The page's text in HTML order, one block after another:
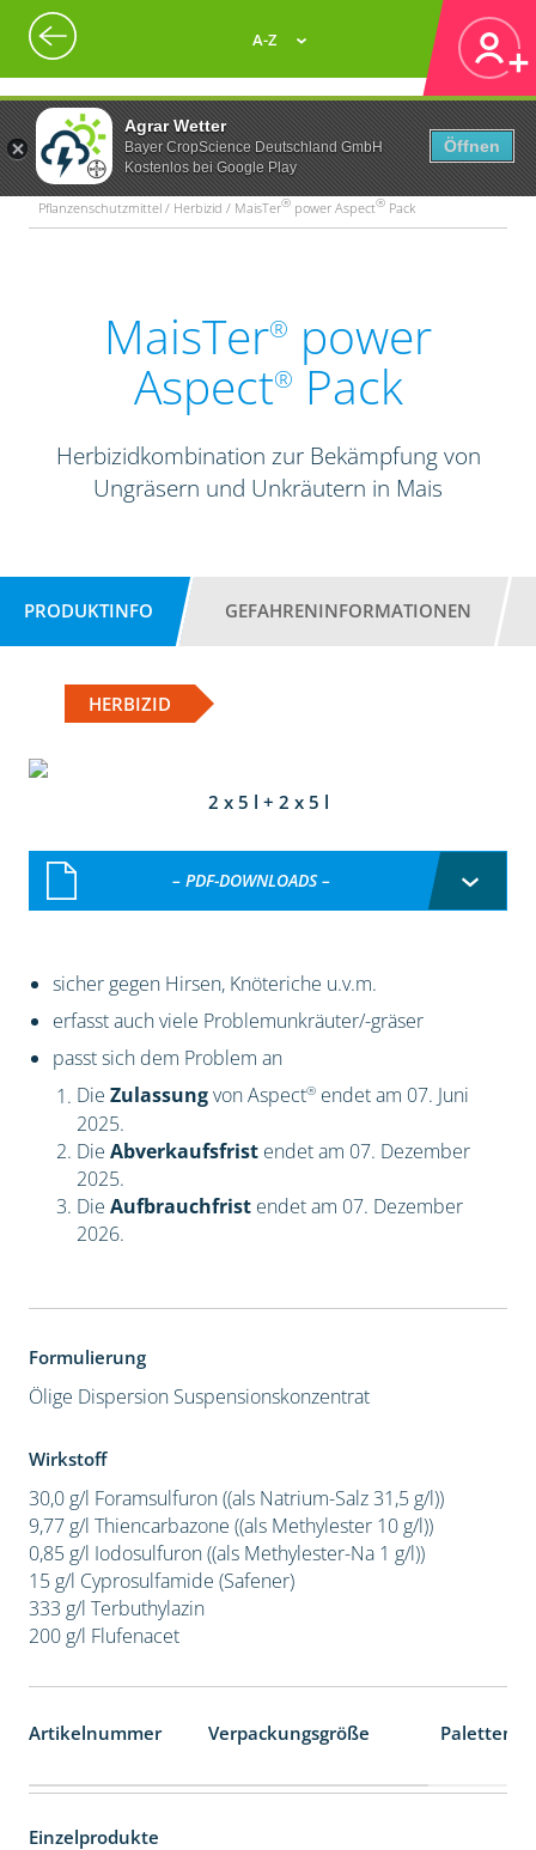
Agrar Wetter
Bayer CropScience Deutschland GmbH
Kostenlos bei Google Play
Öffnen
A-Z
Pflanzenschutzmittel / Herbizid / MaisTer® power Aspect® Pack
MaisTer® power
Aspect® Pack
Herbizidkombination zur Bekämpfung von
Ungräsern und Unkräutern in Mais
PRODUKTINFO GEFAHRENINFORMATIONEN
HERBIZID
2 x 5 l + 2 x 5 l
– PDF-DOWNLOADS –
sicher gegen Hirsen, Knöteriche u.v.m.
erfasst auch viele Problemunkräuter/-gräser
passt sich dem Problem an
Die Zulassungvon Aspect®endet am 07. Juni
2025.
Die Abverkaufsfrist endet am 07. Dezember
2025.
Die Aufbrauchfrist endet am 07. Dezember
2026.
Formulierung
Ölige Dispersion Suspensionskonzentrat
Wirkstoff
30,0 g/l Foramsulfuron ((als Natrium-Salz 31,5 g/l))
9,77 g/l Thiencarbazone ((als Methylester 10 g/l))
0,85 g/l Iodosulfuron ((als Methylester-Na 1 g/l))
15 g/l Cyprosulfamide (Safener)
333 g/l Terbuthylazin
200 g/l Flufenacet
Artikelnummer Verpackungsgröße
Einzelprodukte